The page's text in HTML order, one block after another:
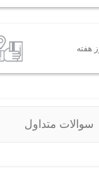
سوالات متداول